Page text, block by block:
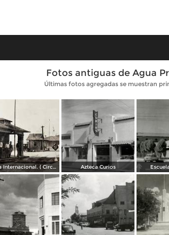
Fotos antiguas de Agua
Últimas fotos agregadas se muestran
Linea Internacional. ( Circulada el 26 de Mayo de 1941 ). Azteca Curios